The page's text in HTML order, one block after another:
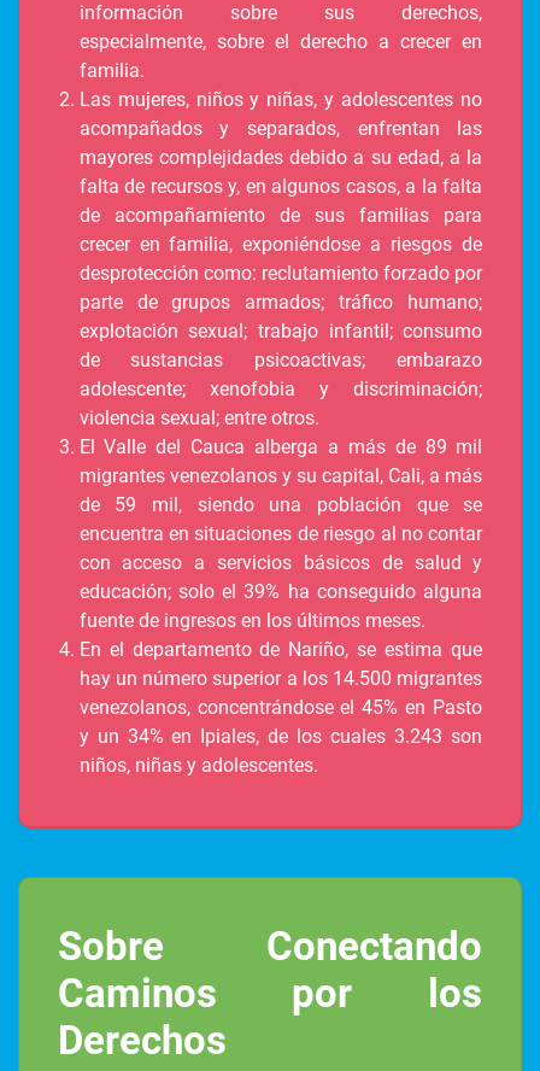
información sobre sus derechos,
especialmente, sobre el derecho a crecer en
familia.
Las mujeres, niños y niñas, y adolescentes no
acompañados y separados, enfrentan las
mayores complejidades debido a su edad, a la
falta de recursos y, en algunos casos, a la falta
de acompañamiento de sus familias para
crecer en familia, exponiéndose a riesgos de
desprotección como: reclutamiento forzado por
parte de grupos armados; tráfico humano;
explotación sexual; trabajo infantil; consumo
de sustancias psicoactivas; embarazo
adolescente; xenofobia y discriminación;
violencia sexual; entre otros.
El Valle del Cauca alberga a más de 89 mil
migrantes venezolanos y su capital, Cali, a más
de 59 mil, siendo una población que se
encuentra en situaciones de riesgo al no contar
con acceso a servicios básicos de salud y
educación; solo el 39% ha conseguido alguna
fuente de ingresos en los últimos meses.
En el departamento de Nariño, se estima que
hay un número superior a los 14.500 migrantes
venezolanos, concentrándose el 45% en Pasto
y un 34% en Ipiales, de los cuales 3.243 son
niños, niñas y adolescentes.
Sobre Conectando
Caminos por los
Derechos